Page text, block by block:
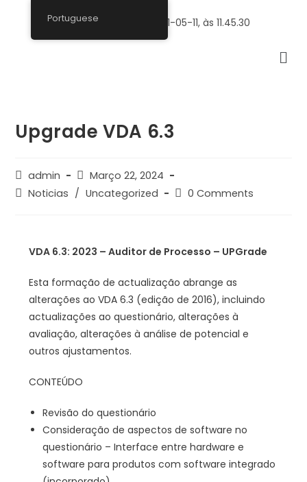
Upgrade VDA 6.3
admin
Março 22, 2024
Noticias / Uncategorized 0 Comments
VDA 6.3: 2023 – Auditor de Processo – UPGrade
Esta formação de actualização abrange as
alterações ao VDA 6.3 (edição de 2016), incluindo
actualizações ao questionário, alterações à
avaliação, alterações à análise de potencial e
outros ajustamentos.
CONTEÚDO
Revisão do questionário
Consideração de aspectos de software no
questionário – Interface entre hardware e
software para produtos com software integrado
Portuguese